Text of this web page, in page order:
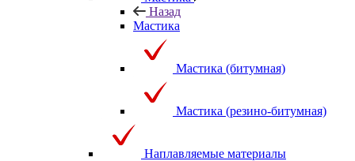
Назад
Мастика
Мастика (битумная)
Мастика (резино-битумная)
Наплавляемые материалы